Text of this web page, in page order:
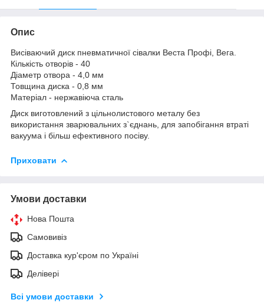
Опис
Висіваючий диск пневматичної сівалки Веста Профі, Вега.
Кількість отворів - 40
Діаметр отвора - 4,0 мм
Товщина диска - 0,8 мм
Матеріал - нержавіюча сталь
Диск виготовлений з цільнолистового металу без
використання зварювальних з`єднань, для запобігання втраті
вакуума і більш ефективного посіву.
Приховати
Умови доставки
Нова Пошта
Самовивіз
Доставка кур'єром по Україні
Делівері
Всі умови доставки